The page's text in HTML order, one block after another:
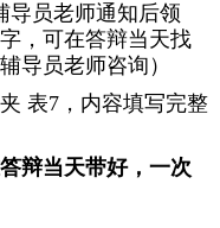
导员老师通知后领
，可在答辩当天找
导员老师咨询）
表7 ，内容填写完整
辩当天带好，一次